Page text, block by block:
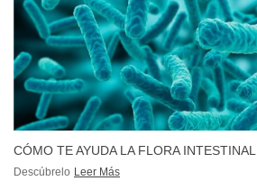
CÓMO TE AYUDA LA FLORA INTESTINAL
Descúbrelo Leer Más